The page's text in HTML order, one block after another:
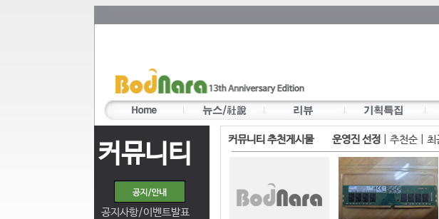
커뮤니티
공지사항/이벤트발표
커뮤니티 추천게시물 운영진 선정 추천순| 최